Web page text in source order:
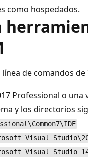
como hospedados.
de comandos
Professional o una
y los directorios
Visual
Visual Studio